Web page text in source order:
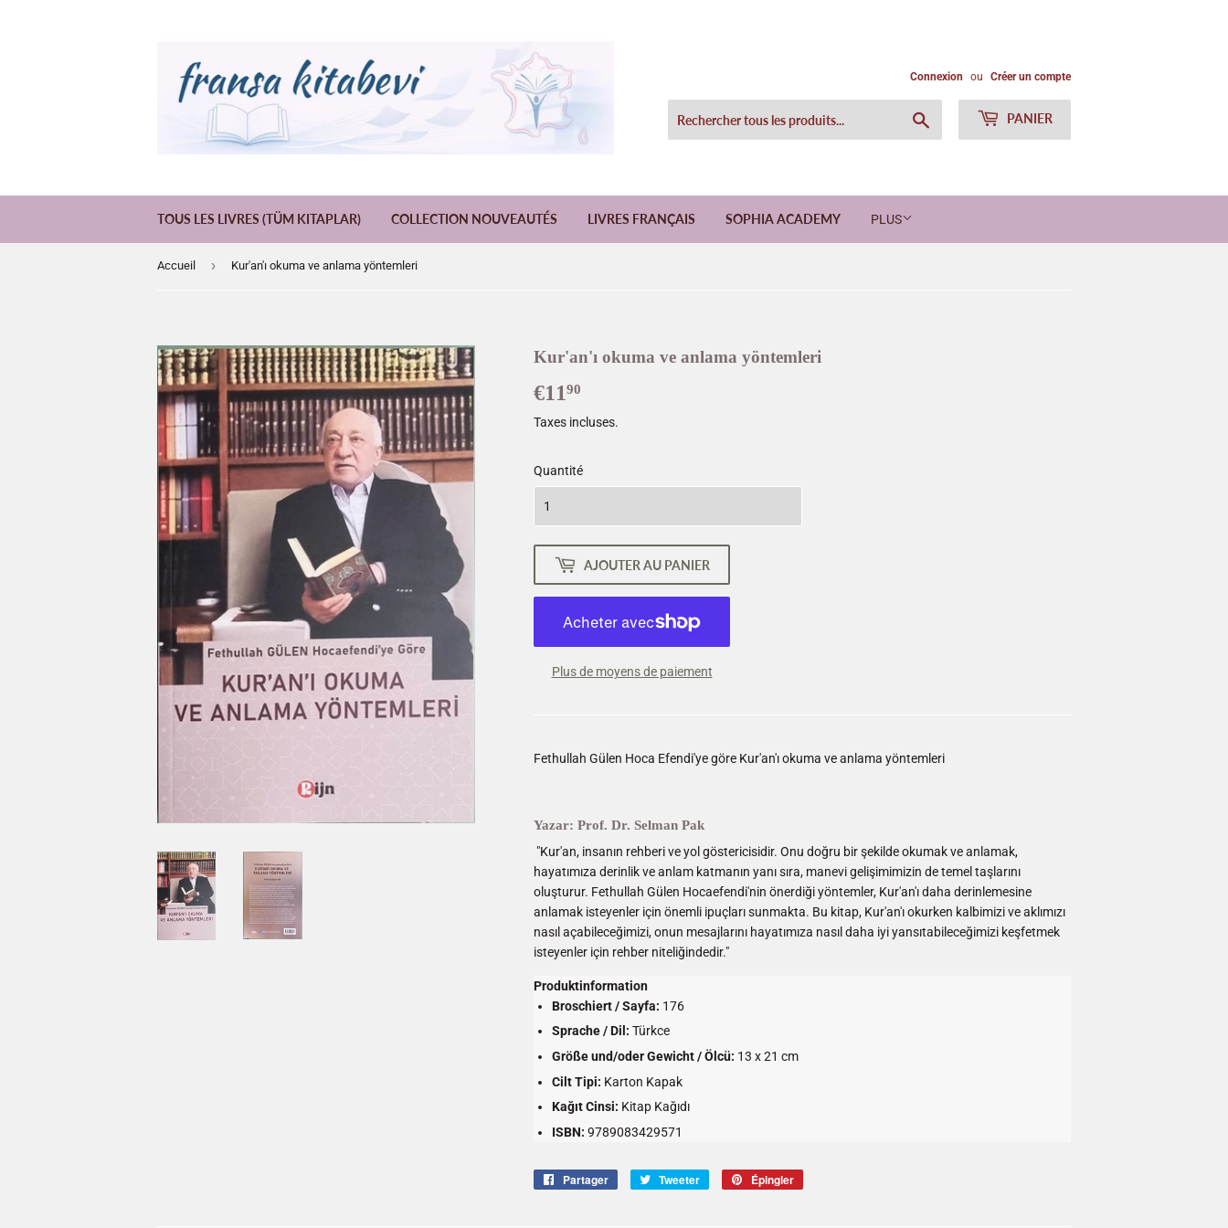
Connexion ou Créer un compte
Chercher PANIER
TOUS LES LIVRES (TÜM KITAPLAR) COLLECTION NOUVEAUTÉS LIVRES FRANÇAIS SOPHIA ACADEMY PLUS
Accueil › Kur'an'ı okuma ve anlama yöntemleri
Kur'an'ı okuma ve anlama yöntemleri
€1190
Taxes incluses.
Quantité
AJOUTER AU PANIER
Plus de moyens de paiement
Fethullah Gülen Hoca Efendi'ye göre Kur'an'ı okuma ve anlama yöntemleri
Yazar: Prof. Dr. Selman Pak
"Kur'an, insanın rehberi ve yol göstericisidir. Onu doğru bir şekilde okumak ve anlamak,
hayatımıza derinlik ve anlam katmanın yanı sıra, manevi gelişimimizin de temel taşlarını
oluşturur. Fethullah Gülen Hocaefendi'nin önerdiği yöntemler, Kur'an'ı daha derinlemesine
anlamak isteyenler için önemli ipuçları sunmakta. Bu kitap, Kur'an'ı okurken kalbimizi ve aklımızı
nasıl açabileceğimizi, onun mesajlarını hayatımıza nasıl daha iyi yansıtabileceğimizi keşfetmek
isteyenler için rehber niteliğindedir."
Produktinformation
Broschiert / Sayfa: 176
Sprache / Dil: Türkce
Größe und/oder Gewicht / Ölcü: 13 x 21 cm
Cilt Tipi: Karton Kapak
Kağıt Cinsi: Kitap Kağıdı
ISBN: 9789083429571
Partager
PartagerTweeter
Tweeter
Épingler